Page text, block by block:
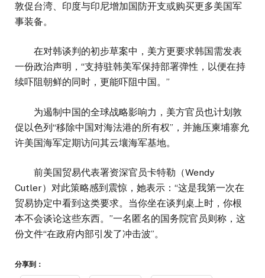
敦促台湾、印度与印尼增加国防开支或购买更多美国军
事装备。
在对韩谈判的初步草案中，美方更要求韩国需发表
一份政治声明，“支持驻韩美军保持部署弹性，以便在持
续吓阻朝鲜的同时，更能吓阻中国。”
为遏制中国的全球战略影响力，美方官员也计划敦
促以色列“移除中国对海法港的所有权”，并施压柬埔寨允
许美国海军定期访问其云壤海军基地。
前美国贸易代表署资深官员卡特勒（Wendy
Cutler）对此策略感到震惊，她表示：“这是我第一次在
贸易协定中看到这类要求。当你坐在谈判桌上时，你根
本不会谈论这些东西。”一名匿名的国务院官员则称，这
份文件“在政府内部引发了冲击波”。
分享到：